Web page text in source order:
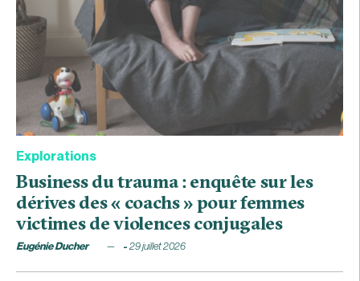
Explorations
Business du trauma : enquête sur les
dérives des « coachs » pour femmes
victimes de violences conjugales
Eugénie Ducher 29 juillet 2026